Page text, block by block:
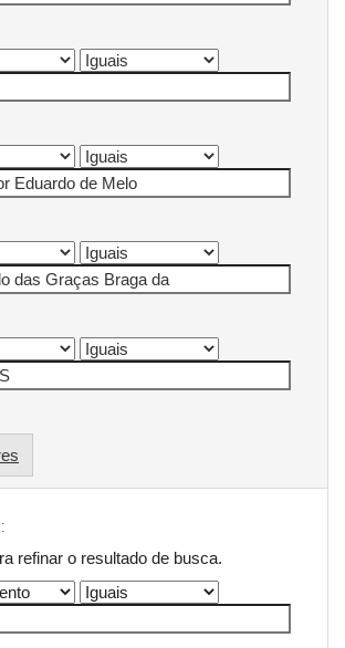
refinar o resultado de busca.